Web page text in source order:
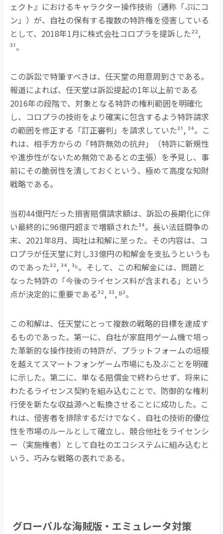
ェクト』におけるキャラクター操作技術（通称「ぷにコ
ン」）が、自社の保有する複数の特許権を侵害している
として、 2018年1月に株式会社コロプラを提訴した²²,
³¹。
この訴訟で特筆すべきは、任天堂の用意周到さである。
報道によれば、任天堂は訴訟提起の1年以上前である
2016年の段階で、対象となる特許の権利範囲を明確化
し、コロプラの技術をより確実に包含するよう特許請求
の範囲を修正する「訂正審判」を請求していた³¹, ³⁴。こ
れは、相手方からの「特許無効の抗弁」（特許に新規性
や進歩性がないため無効であるとの主張）を予見し、事
前にその脆弱性を潰しておくという、極めて高度な知財
戦略である。
当初44億円だった損害賠償請求額は、訴訟の長期化に伴
い最終的に96億円超まで増額された³⁴。長い法廷闘争の
末、 2021年8月、両社は和解に至った。その内容は、コ
ロプラが任天堂に対し33億円の和解金を支払うというも
のであった³², ³⁴, ³⁵。そして、この和解金には、問題と
なった特許の「今後のライセンス料が含まれる」という
点が決定的に重要である³², ³³, ᴮ³。
この和解は、任天堂にとって複数の戦略的目標を達成す
るものであった。第一に、自社が家庭用ゲーム機で培っ
た革新的な操作技術の特許が、プラットフォームの垣根
を越えてスマートフォンゲーム市場にも及ぶことを明確
に示した。第二に、単なる賠償金で終わらせず、将来に
わたるライセンス契約を組み込むことで、防御的な権利
行使を新たな収益源へと転換させることに成功した。こ
れは、侵害者を排除するだけでなく、自社の技術的優位
性を市場のルールとして確立し、競合他社をライセンシ
ー（実施権者）として自社のエコシステムに組み込むと
いう、巧みな戦略の表れである。
グローバルな海賊版・エミュレータ対策